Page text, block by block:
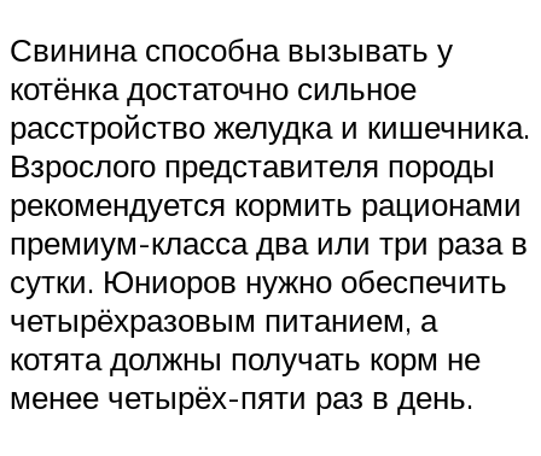
Свинина способна вызывать у
котёнка достаточно сильное
расстройство желудка и кишечника.
Взрослого представителя породы
рекомендуется кормить рационами
премиум-класса два или три раза в
сутки. Юниоров нужно обеспечить
четырёхразовым питанием, а
котята должны получать корм не
менее четырёх-пяти раз в день.